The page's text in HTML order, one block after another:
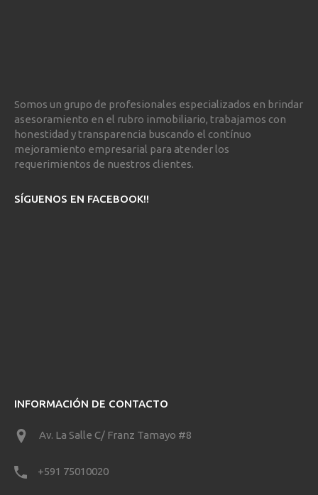
Somos un grupo de profesionales especializados en brindar
asesoramiento en el rubro inmobiliario, trabajamos con
honestidad y transparencia buscando el contínuo
mejoramiento empresarial para atender los
requerimientos de nuestros clientes.
SÍGUENOS EN FACEBOOK!!
INFORMACIÓN DE CONTACTO
Av. La Salle C/ Franz Tamayo #8
+591 75010020